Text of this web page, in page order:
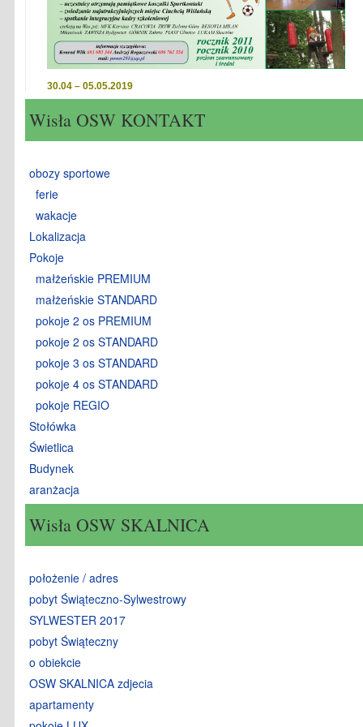
30.04 – 05.05.2019
czytaj więcej
Wisła OSW KONTAKT
obozy sportowe
ferie
wakacje
Lokalizacja
Pokoje
małżeńskie PREMIUM
małżeńskie STANDARD
pokoje 2 os PREMIUM
pokoje 2 os STANDARD
pokoje 3 os STANDARD
pokoje 4 os STANDARD
pokoje REGIO
Stołówka
Świetlica
Budynek
aranżacja
Wisła OSW SKALNICA
położenie / adres
pobyt Świąteczno-Sylwestrowy
SYLWESTER 2017
pobyt Świąteczny
o obiekcie
OSW SKALNICA zdjecia
apartamenty